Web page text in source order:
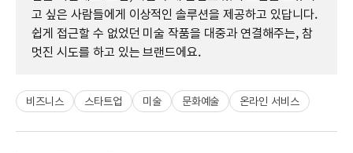
고 싶은 사람들에게 이상적인 솔루션을 제공하고 있답니다.
쉽게 접근할 수 없었던 미술 작품을 대중과 연결해주는, 참
멋진 시도를 하고 있는 브랜드에요.
비즈니스 스타트업 미술 문화예술 온라인 서비스